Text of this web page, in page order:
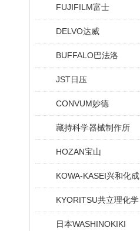
FUJIFILM富士
DELVO达威
BUFFALO巴法洛
JST日压
CONVUM妙德
藏持科学器械制作所
HOZAN宝山
KOWA-KASEI兴和化成
KYORITSU共立理化学
日本WASHINOKIKI